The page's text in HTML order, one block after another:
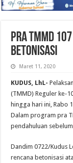
Pra TMMD
Betonisasi
Maret 11, 2020
KUDUS, LhL-
(TMMD) Reguler ke-
hingga hari ini, Rabo
Dalam program pra
pendahuluan
Dandim 0722/Kudus
rencana betonisasi